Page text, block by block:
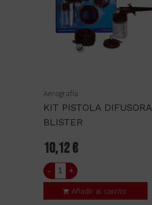
Aerografía
KIT PISTOLA DIFUSORA
BLISTER
10,12 €
- +
Añadir al carrito